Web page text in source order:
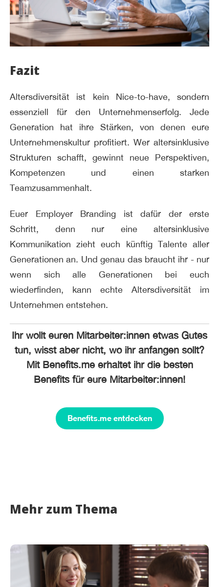
Fazit
Altersdiversität ist kein Nice-to-have, sondern
essenziell für den Unternehmenserfolg. Jede
Generation hat ihre Stärken, von denen eure
Unternehmenskultur profitiert. Wer altersinklusive
Strukturen schafft, gewinnt neue Perspektiven,
Kompetenzen und einen starken
Teamzusammenhalt.
Euer Employer Branding ist dafür der erste
Schritt, denn nur eine altersinklusive
Kommunikation zieht euch künftig Talente aller
Generationen an. Und genau das braucht ihr - nur
wenn sich alle Generationen bei euch
wiederfinden, kann echte Altersdiversität im
Unternehmen entstehen.
Ihr wollt euren Mitarbeiter:innen etwas Gutes
tun, wisst aber nicht, wo ihr anfangen sollt?
Mit Benefits.me erhaltet ihr die besten
Benefits für eure Mitarbeiter:innen!
Benefits.me entdecken
Mehr zum Thema